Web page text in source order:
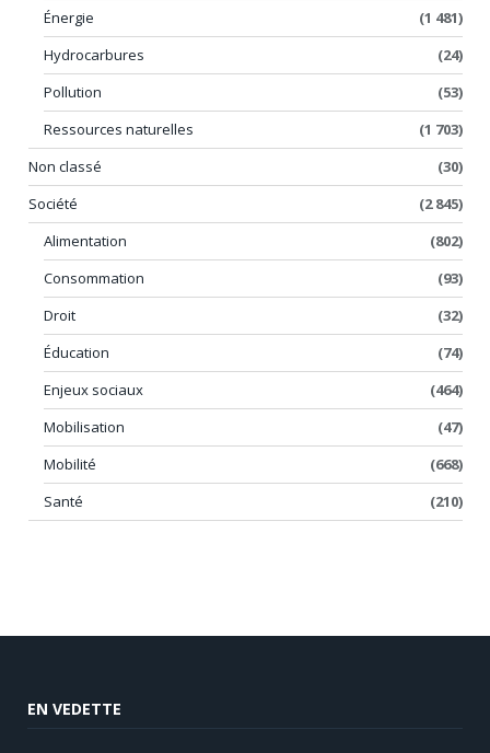
Énergie
(1 481)
Hydrocarbures
(24)
Pollution
(53)
Ressources naturelles
(1 703)
Non classé
(30)
Société
(2 845)
Alimentation
(802)
Consommation
(93)
Droit
(32)
Éducation
(74)
Enjeux sociaux
(464)
Mobilisation
(47)
Mobilité
(668)
Santé
(210)
EN VEDETTE